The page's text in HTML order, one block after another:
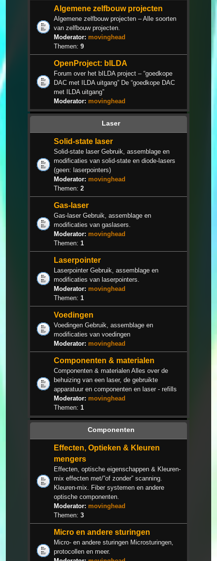
Algemene zelfbouw projecten
Algemene zelfbouw projecten – Alle soorten
van zelfbouw projecten.
Moderator: movinghead
Themen: 9
OpenProject: bILDA
Forum over het bILDA project – “goedkope
DAC met ILDA uitgang” De “goedkope DAC
met ILDA uitgang”
Moderator: movinghead
Laser
Solid-state laser
Solid-state laser Gebruik, assemblage en
modificaties van solid-state en diode-lasers
(geen: laserpointers)
Moderator: movinghead
Themen: 2
Gas-laser
Gas-laser Gebruik, assemblage en
modificaties van gaslasers.
Moderator: movinghead
Themen: 1
Laserpointer
Laserpointer Gebruik, assemblage en
modificaties van laserpointers.
Moderator: movinghead
Themen: 1
Voedingen
Voedingen Gebruik, assemblage en
modificaties van voedingen
Moderator: movinghead
Componenten & materialen
Componenten & materialen Alles over de
behuizing van een laser, de gebruikte
apparatuur en componenten en laser - refills
Moderator: movinghead
Themen: 1
Componenten
Effecten, Optieken & Kleuren
mengers
Effecten, optische eigenschappen & Kleuren-
mix effecten met/”of zonder” scanning.
Kleuren-mix. Fiber systemen en andere
optische componenten.
Moderator: movinghead
Themen: 3
Micro en andere sturingen
Micro- en andere sturingen Microsturingen,
protocollen en meer.